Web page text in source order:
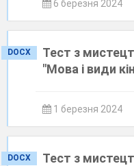
6 березня 2024
DOCX
Тест з
"Мова і види
1 березня 2024
DOCX
Тест з